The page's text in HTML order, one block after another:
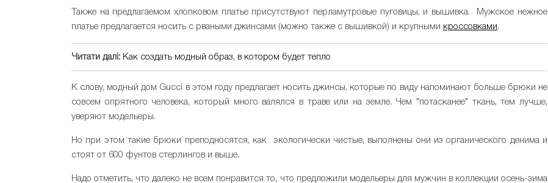
Также на предлагаемом хлопковом платье присутствуют перламутровые пуговицы, и вышивка. Мужское нежное
платье предлагается носить с рваными джинсами (можно также с вышивкой) и крупными кроссовками.
Читати далі: Как создать модный образ, в котором будет тепло
К слову, модный дом Gucci в этом году предлагает носить джинсы, которые по виду напоминают больше брюки не
совсем опрятного человека, который много валялся в траве или на земле. Чем "потасканее" ткань, тем лучше,
уверяют модельеры.
Но при этом такие брюки преподносятся, как экологически чистые, выполнены они из органического денима и
стоят от 600 фунтов стерлингов и выше.
Надо отметить, что далеко не всем понравится то, что предложили модельеры для мужчин в коллекции осень-зима